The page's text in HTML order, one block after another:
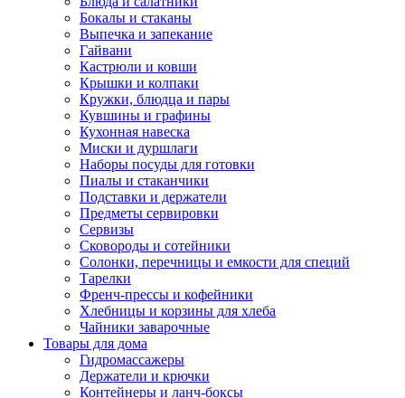
Бокалы и стаканы
Выпечка и запекание
Гайвани
Кастрюли и ковши
Крышки и колпаки
Кружки, блюдца и пары
Кувшины и графины
Кухонная навеска
Миски и дуршлаги
Наборы посуды для готовки
Пиалы и стаканчики
Подставки и держатели
Предметы сервировки
Сервизы
Сковороды и сотейники
Солонки, перечницы и емкости для специй
Тарелки
Френч-прессы и кофейники
Хлебницы и корзины для хлеба
Чайники заварочные
Товары для дома
Гидромассажеры
Держатели и крючки
Контейнеры и ланч-боксы